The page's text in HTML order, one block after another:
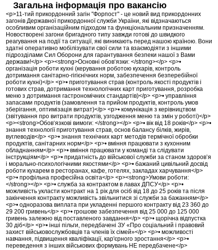
Загальна інформація про вакансію
<p>11-тий прикордонний загін "Форпост" - це новий вид прикордонних
загонів Державної прикордонної служби України, які відзначаються
особливим організаційним підходом та функціональним призначенням.
Новостворені загони бригадного типу завжди готові до швидкого
реагування на події та ситуації, які виникають перед нашою країною. Вони
здатні оперативно мобілізувати свої сили та взаємодіяти з іншими
підрозділами Сил Оборони для гарантування безпеки нашої з Вами
держави!</p> <p><strong>Основні обов‘язки: </strong></p> <p>•
організація роботи кухні (керування роботою кухарів, контроль
дотримання санітарно-гігієнічних норм, забезпечення безперебійної
роботи кухні)</p> <p>• приготування страв (контроль якості продуктів і
готових страв, дотримання технологічних карт приготування, розробка
меню з дотримання гастрономічних стандартів)</p> <p>• управління
запасами продуктів (замовлення та прийом продуктів, контроль умов
зберігання, оптимізація витрат)</p> <p>• комунікація з керівництвом
(звітування про витрати продуктів, узгодження меню та змін у роботі)</p>
<p><strong>Обов‘язкові вимоги: </strong></p> <p>• вік від 18 років</p> <p>•
знання технології приготування страв, основ балансу білків, жирів,
вуглеводів</p> <p>• знання технічних карт методів термічної обробки
продуктів, санітарних норм</p> <p>• вміння працювати з кухонним
обладнанням</p> <p>• вміння працювати у команді та слідувати
інструкціям</p> <p>• придатність до військової служби за станом здоров’я
і морально-психологічними якостями</p> <p>• бажаний цивільний досвід
роботи кухарем в ресторанах, кафе, готелях, закладах харчування</p>
<p>• профільна професійна освіта</p> <p><strong>Умови роботи:
</strong></p> <p>• служба за контрактом в лавах ДПСУ</p> <p>•
можливість укласти контракт на 1 рік для осіб від 18 до 25 років та після
закінчення контракту можливість звільнитися зі служби за бажанням</p>
<p>• одноразова виплата при укладенні першого контракту від 23 360 до
29 200 гривень</p> <p>• грошове забезпечення від 25 000 до 125 000
гривень залежно від поставленого завдання</p> <p>• щорічна відпустка
30 діб</p> <p>• інші пільги, передбачені ЗУ «Про соціальний і правовий
захист військовослужбовців та членів їх сімей»</p> <p>• можливості
навчання, підвищення кваліфікації, кар'єрного зростання</p> <p>•
переведення з інших військових формувань НЕ передбачене</p>